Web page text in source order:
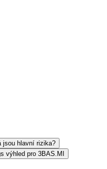
jsou hlavní rizika?
výhled pro 3BAS.MI